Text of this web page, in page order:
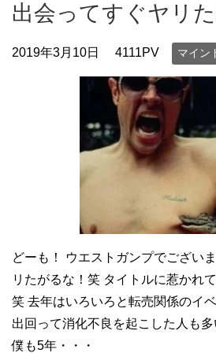
出会ってすぐヤリ
2019年3月10日 4111PV マイン
どーも！ ウエストガンプでござい
リたがるな！笑 タイトルに惹かれ
笑 去年はいろいろと転売関係のイ
出回って消化不良を起こした人も
僕も5年・・・